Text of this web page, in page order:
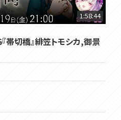
1:58:44
帯切橋』緋笠トモシカ,御景